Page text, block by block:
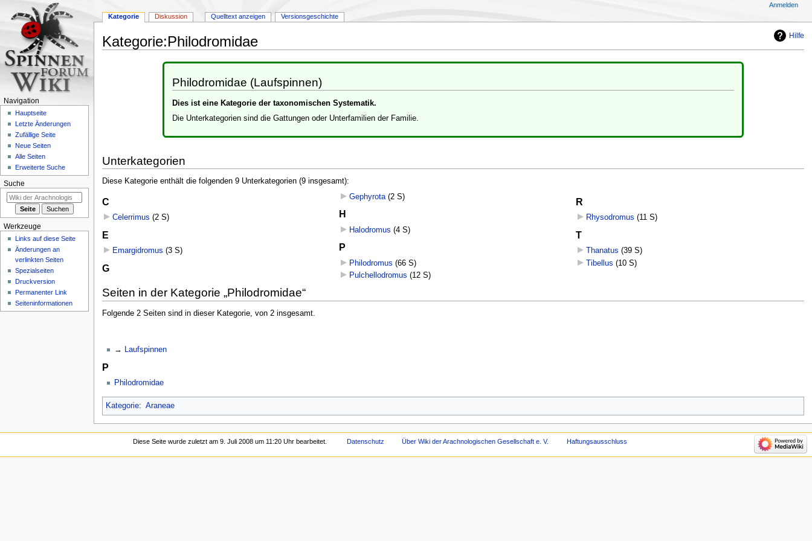
Hilfe
Kategorie:Philodromidae
Philodromidae (Laufspinnen)
Dies ist eine Kategorie der taxonomischen Systematik.
Die Unterkategorien sind die Gattungen oder Unterfamilien der Familie.
Unterkategorien
Diese Kategorie enthält die folgenden 9 Unterkategorien (9 insgesamt):
C
Celerrimus (2 S)
E
Emargidromus (3 S)
G
Gephyrota‎ (2 S)
H
Halodromus (4 S)
P
Philodromus (66 S)
Pulchellodromus (12 S)
R
Rhysodromus (11 S)
T
Thanatus (39 S)
Tibellus (10 S)
Seiten in der Kategorie „Philodromidae“
Folgende 2 Seiten sind in dieser Kategorie, von 2 insgesamt.
Laufspinnen
P
Philodromidae
Kategorie: Araneae
Kategorie Diskussion Quelltext anzeigen Versionsgeschichte
Anmelden
Navigation
Hauptseite
Letzte Änderungen
Zufällige Seite
Neue Seiten
Alle Seiten
Erweiterte Suche
Suche
Werkzeuge
Links auf diese Seite
Änderungen an
verlinkten Seiten
Spezialseiten
Druckversion
Permanenter Link
Seiten­­informationen
Diese Seite wurde zuletzt am 9. Juli 2008 um 11:20 Uhr bearbeitet. Datenschutz Über Wiki der Arachnologischen Gesellschaft e. V. Haftungsausschluss